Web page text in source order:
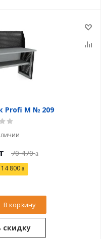
Profi M № 209
70 470
14 800
В корзину
скидку